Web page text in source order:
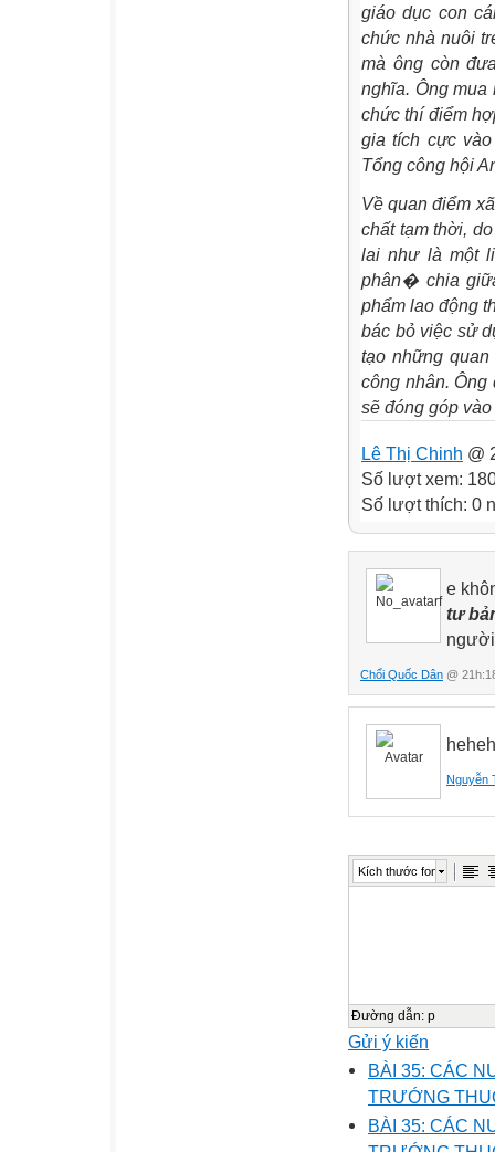
giáo dục con
chức nhà nuôi
mà ông còn
nghĩa. Ông mua
chức thí điểm
gia tích cực
Tổng công hội
Về quan điểm
chất tạm thời,
lai như là một
phân� chia
phẩm lao động
bác bỏ việc sử
tạo những
công nhân.
sẽ đóng góp
Lê Thị Chinh @
Số lượt xem:
Số lượt thích: 0
e
tư
người
Chổi Quốc Dân @
Nguyễn
Kích thước font
Đường dẫn: p
Gửi ý kiến
BÀI 35: CÁC
TRƯỚNG
BÀI 35: CÁC